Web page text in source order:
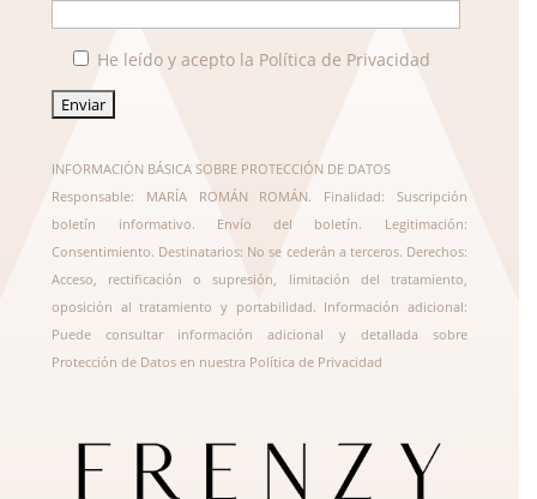
He leído y acepto la Política de Privacidad
INFORMACIÓN BÁSICA SOBRE PROTECCIÓN DE DATOS
Responsable: MARÍA ROMÁN ROMÁN. Finalidad: Suscripción
boletín informativo. Envío del boletín. Legitimación:
Consentimiento. Destinatarios: No se cederán a terceros. Derechos:
Acceso, rectificación o supresión, limitación del tratamiento,
oposición al tratamiento y portabilidad. Información adicional:
Puede consultar información adicional y detallada sobre
Protección de Datos en nuestra Política de Privacidad